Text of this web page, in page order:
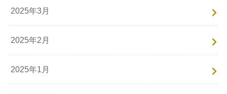
2025年3月
2025年2月
2025年1月